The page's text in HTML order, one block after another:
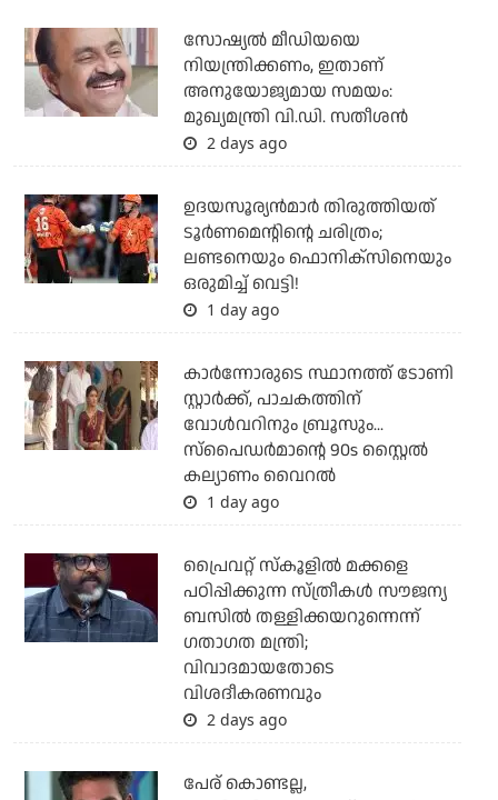
സോഷ്യല്‍ മീഡിയയെ
നിയന്ത്രിക്കണം, ഇതാണ്
അനുയോജ്യമായ സമയം:
മുഖ്യമന്ത്രി വി.ഡി. സതീശന്‍
2 days ago
ഉദയസൂര്യന്‍മാര്‍ തിരുത്തിയത്
ടൂര്‍ണമെന്റിന്റെ ചരിത്രം;
ലണ്ടനെയും ഫൊനിക്‌സിനെയും
ഒരുമിച്ച് വെട്ടി!
1 day ago
കാര്‍ന്നോരുടെ സ്ഥാനത്ത് ടോണി
സ്റ്റാര്‍ക്ക്, പാചകത്തിന്
വോള്‍വറിനും ബ്രൂസും...
സ്‌പൈഡര്‍മാന്റെ 90s സ്റ്റൈല്‍
കല്യാണം വൈറല്‍
1 day ago
പ്രൈവറ്റ് സ്‌കൂളില്‍ മക്കളെ
പഠിപ്പിക്കുന്ന സ്ത്രീകള്‍ സൗജന്യ
ബസില്‍ തള്ളിക്കയറുന്നെന്ന്
ഗതാഗത മന്ത്രി;
വിവാദമായതോടെ
വിശദീകരണവും
2 days ago
പേര് കൊണ്ടല്ല,